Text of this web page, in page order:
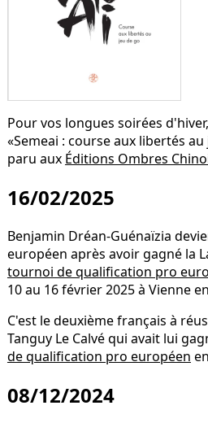
Pour vos longues soirées
«Semeai : course aux libertés
paru aux Éditions Ombres
16/02/2025
Benjamin Dréan-Guénaïzia
européen après avoir gagné la
tournoi de qualification pro
10 au 16 février 2025 à Vienne
C'est le deuxième français à
Tanguy Le Calvé qui avait lui
de qualification pro européen
08/12/2024